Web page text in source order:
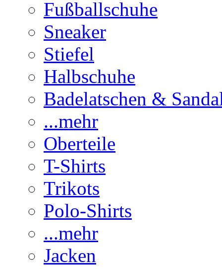
Fußballschuhe
Sneaker
Stiefel
Halbschuhe
Badelatschen &
...mehr
Oberteile
T-Shirts
Trikots
Polo-Shirts
...mehr
Jacken